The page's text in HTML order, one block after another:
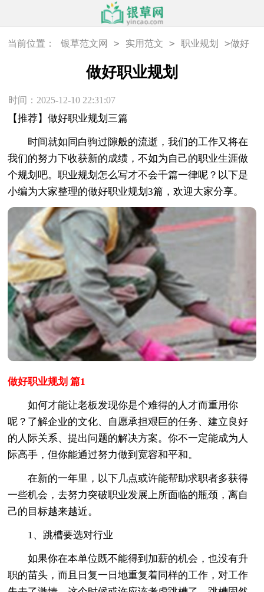
当前位置： 银草范文网 > 实用范文 > 职业规划 >做好
做好职业规划
时间：2025-12-10 22:31:07
【推荐】做好职业规划三篇
时间就如同白驹过隙般的流逝，我们的工作又将在
我们的努力下收获新的成绩，不如为自己的职业生涯做
个规划吧。职业规划怎么写才不会千篇一律呢？以下是
小编为大家整理的做好职业规划3篇，欢迎大家分享。
做好职业规划 篇1
如何才能让老板发现你是个难得的人才而重用你
呢？了解企业的文化、自愿承担艰巨的任务、建立良好
的人际关系、提出问题的解决方案。你不一定能成为人
际高手，但你能通过努力做到宽容和平和。
在新的一年里，以下几点或许能帮助求职者多获得
一些机会，去努力突破职业发展上所面临的瓶颈，离自
己的目标越来越近。
1、跳槽要选对行业
如果你在本单位既不能得到加薪的机会，也没有升
职的苗头，而且日复一日地重复着同样的工作，对工作